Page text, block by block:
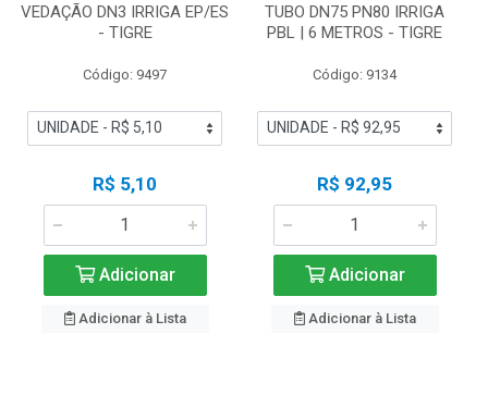
VEDAÇÃO DN3 IRRIGA EP/ES
- TIGRE
Código: 9497
R$ 5,10
Adicionar
Adicionar à Lista
TUBO DN75 PN80 IRRIGA
PBL | 6 METROS - TIGRE
Código: 9134
R$ 92,95
Adicionar
Adicionar à Lista